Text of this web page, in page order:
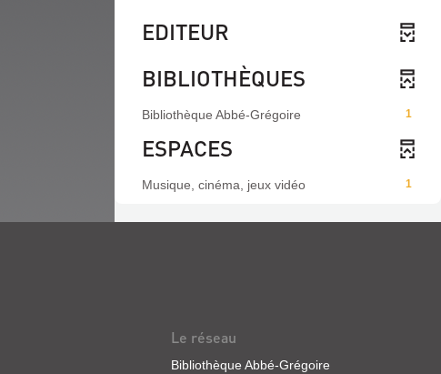
EDITEUR
BIBLIOTHÈQUES
1
Bibliothèque Abbé-Grégoire
ESPACES
1
Musique, cinéma, jeux vidéo
Le réseau
Bibliothèque Abbé-Grégoire